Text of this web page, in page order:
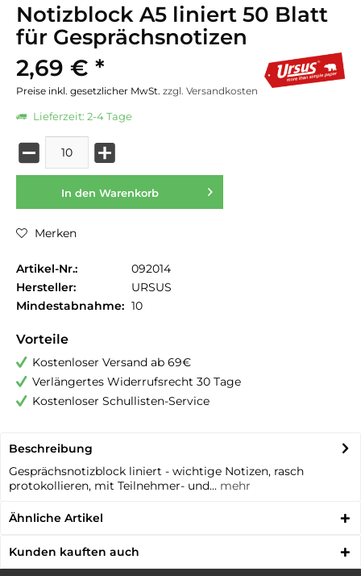
Notizblock A5 liniert 50 Blatt
für Gesprächsnotizen
2,69 € *
Preise inkl. gesetzlicher MwSt. zzgl. Versandkosten
Lieferzeit: 2-4 Tage
In den Warenkorb
Merken
Artikel-Nr.:
092014
Hersteller:
URSUS
Mindestabnahme: 10
Vorteile
Kostenloser Versand ab 69€
Verlängertes Widerrufsrecht 30 Tage
Kostenloser Schullisten-Service
Beschreibung
Gesprächsnotizblock liniert - wichtige Notizen, rasch
protokollieren, mit Teilnehmer- und... mehr
Ähnliche Artikel
Kunden kauften auch